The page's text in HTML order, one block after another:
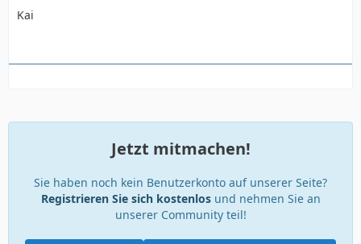
Kai
Jetzt mitmachen!
Sie haben noch kein Benutzerkonto auf unserer Seite?
Registrieren Sie sich kostenlosund nehmen Sie an
unserer Community teil!